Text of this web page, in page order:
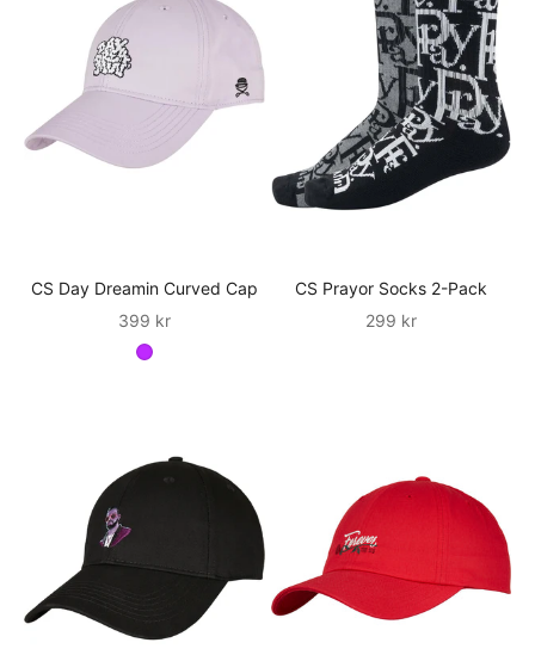
CS Day Dreamin Curved Cap
Sale
399 kr
CS Prayor Socks 2-Pack
Sale
299 kr